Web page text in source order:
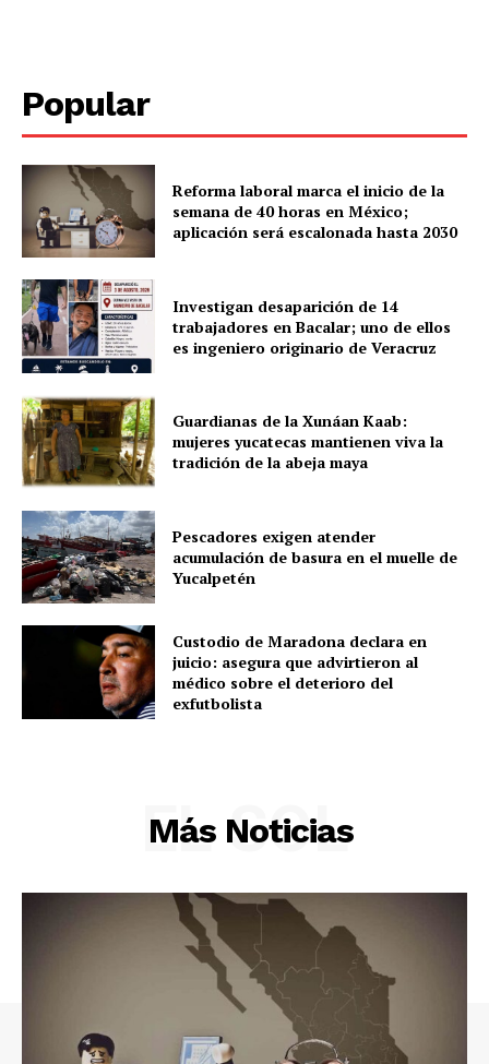
Menú
Sociedad y Negocios
Policíacas
Deportes
Política
Municipios
Popular
Reforma laboral marca el inicio de la
semana de 40 horas en México;
aplicación será escalonada hasta 2030
Investigan desaparición de 14
trabajadores en Bacalar; uno de ellos
es ingeniero originario de Veracruz
Guardianas de la Xunáan Kaab:
mujeres yucatecas mantienen viva la
tradición de la abeja maya
Pescadores exigen atender
acumulación de basura en el muelle de
Yucalpetén
Custodio de Maradona declara en
juicio: asegura que advirtieron al
médico sobre el deterioro del
exfutbolista
Más Noticias
EL SOL